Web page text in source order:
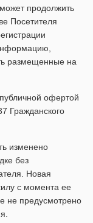
продолжить
Посетителя
размещенные на
офертой
Гражданского
изменено
без
Новая
с момента ее
не предусмотрено